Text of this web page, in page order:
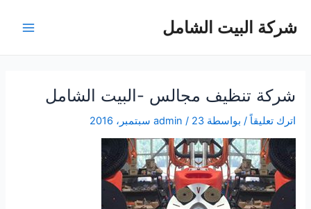
المحتوى
شركة البيت الشامل
شركة تنظيف مجالس -البيت الشامل
اترك تعليقاً / بواسطة admin / 23 سبتمبر، 2016